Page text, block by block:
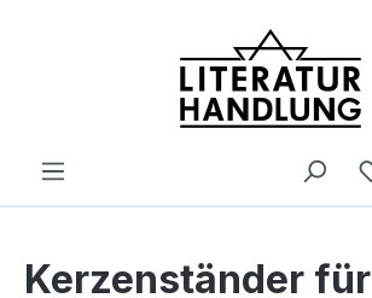
Kerzenständer für